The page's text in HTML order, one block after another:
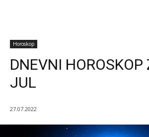
Horoskop
DNEVNI HOROSKOP
JUL
27.07.2022